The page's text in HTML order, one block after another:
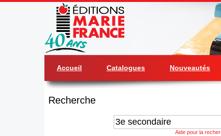
Accueil Catalogues Nouveautés
Recherche
Aide pour la